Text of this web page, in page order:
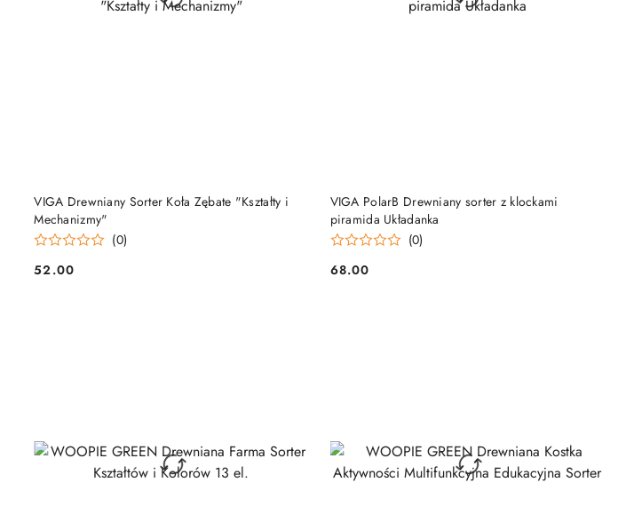
VIGA Drewniany Sorter Koła Zębate "Kształty i
Mechanizmy"
(0)
Cena:
52.00
DO KOSZYKA
VIGA PolarB Drewniany sorter z klockami
piramida Układanka
(0)
Cena:
68.00
DO KOSZYKA